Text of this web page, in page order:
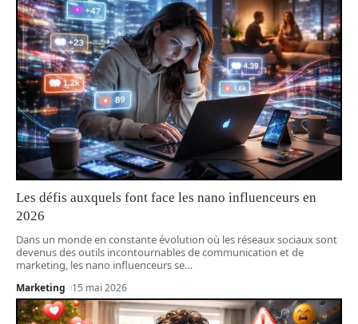
Les défis auxquels font face les nano influenceurs en
2026
Dans un monde en constante évolution où les réseaux sociaux sont
devenus des outils incontournables de communication et de
marketing, les nano influenceurs se…
Marketing 15 mai 2026